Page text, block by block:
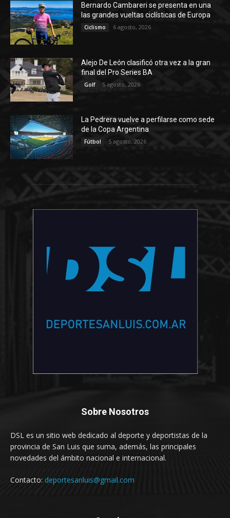
Bernardo Cambareri se presenta en una
las grandes vueltas ciclísticas de Europa
Ciclismo 6 agosto, 2026
Alejo De León clasificó otra vez a la gran
final del Pro Series BA
Golf 5 agosto, 2026
La Pedrera vuelve a perfilarse como sede
de la Copa Argentina
Fútbol 5 agosto, 2026
Sobre Nosotros
DSL es un sitio web dedicado al deporte y deportistas de la
provincia de San Luis que suma, además, las principales
novedades del ámbito nacional e internacional.
Contacto: deportesanluis@gmail.com